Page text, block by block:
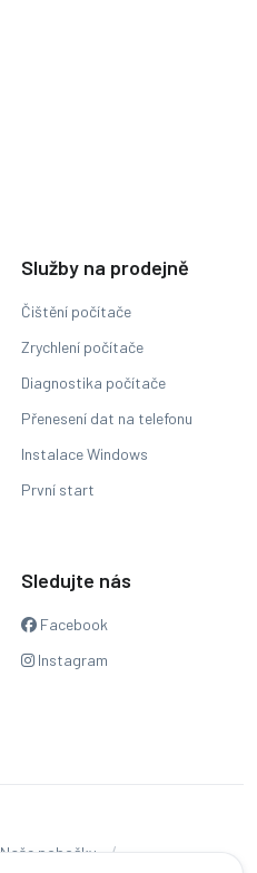
Služby na prodejně
Čištění počítače
Zrychlení počítače
Diagnostika počítače
Přenesení dat na telefonu
Instalace Windows
První start
Sledujte nás
Facebook
Instagram
Naše pobočky